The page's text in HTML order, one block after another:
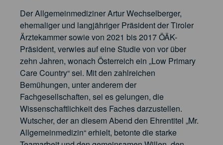
Der Allgemeinmediziner Artur Wechselberger,
ehemaliger und langjähriger Präsident der Tiroler
Ärztekammer sowie von 2021 bis 2017 ÖÄK-
Präsident, verwies auf eine Studie von vor über
zehn Jahren, wonach Österreich ein „Low Primary
Care Country“ sei. Mit den zahlreichen
Bemühungen, unter anderem der
Fachgesellschaften, sei es gelungen, die
Wissenschaftlichkeit des Faches darzustellen.
Wutscher, der an diesem Abend den Ehrentitel „Mr.
Allgemeinmedizin“ erhielt, betonte die starke